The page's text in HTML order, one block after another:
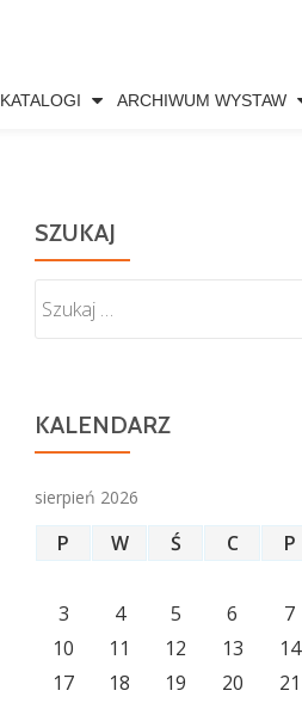
KATALOGI ARCHIWUM WYSTAW
SZUKAJ
KALENDARZ
sierpień 2026
P W Ś C P
3
4 5 6 7
10
11 12 13 14
17
18 19 20 21